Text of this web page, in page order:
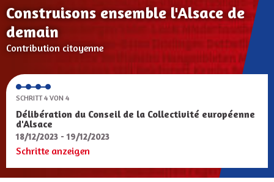
Construisons ensemble l'Alsace de
demain
Contribution citoyenne
SCHRITT 4 VON 4
Délibération du Conseil de la Collectivité européenne
d'Alsace
18/12/2023 - 19/12/2023
Schritte anzeigen